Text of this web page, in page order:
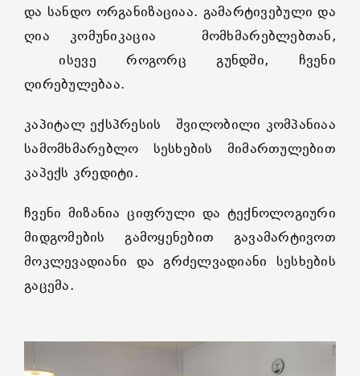
და სანდო ორგანიზაციაა. გამარტივებული და
ღია კომუნიკაცია მომხმარებლებთან,
ისევე როგორც გუნდში, ჩვენი
ღირებულებაა.
კაპიტალ ექსპრესის შვილობილი კომპანიაა
სამომხმარებლო სესხების მიმართულებით
კაპექს კრედიტი.
ჩვენი მიზანია ციფრული და ტექნოლოგიური
მიდგომების გამოყენებით გავამარტივოთ
მოკლევადიანი და გრძელვადიანი სესხების
გაცემა.